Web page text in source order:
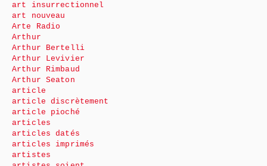
art insurrectionnel
art nouveau
Arte Radio
Arthur
Arthur Bertelli
Arthur Levivier
Arthur Rimbaud
Arthur Seaton
article
article discrètement
article pioché
articles
articles datés
articles imprimés
artistes